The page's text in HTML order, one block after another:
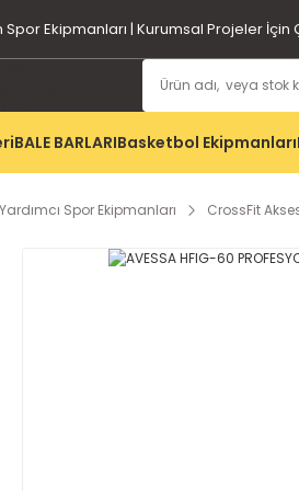
Ekipmanları | Kurumsal Projeler İçin
BALE BARLARIBasketbol Ekipmanları
Yardımcı Spor Ekipmanları CrossFit